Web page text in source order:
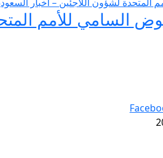
السامي للأمم